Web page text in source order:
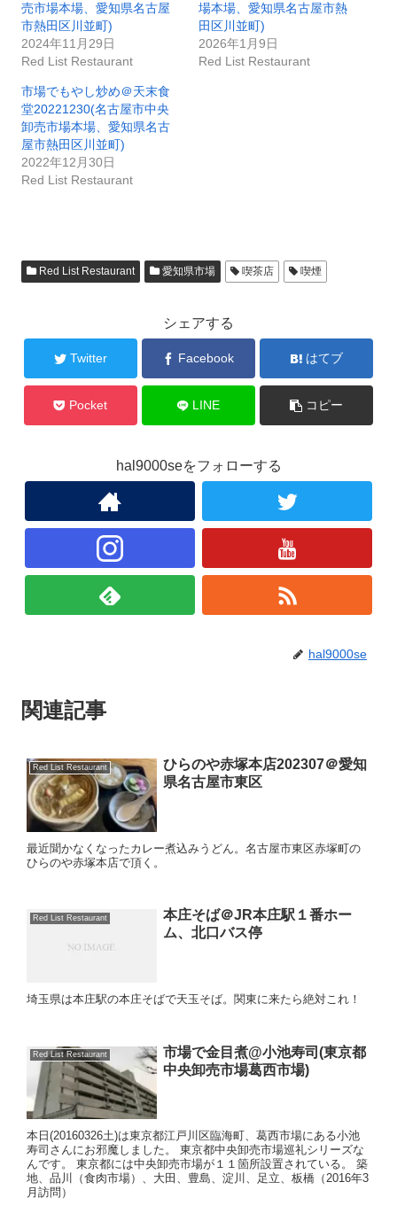
売市場本場、愛知県名古屋
市熱田区川並町)
2024年11月29日
Red List Restaurant
場本場、愛知県名古屋市熱
田区川並町)
2026年1月9日
Red List Restaurant
市場でもやし炒め＠天末食
堂20221230(名古屋市中央
卸売市場本場、愛知県名古
屋市熱田区川並町)
2022年12月30日
Red List Restaurant
Red List Restaurant 愛知県市場 喫茶店 喫煙
シェアする
Twitter Facebook はてブ
Pocket LINE コピー
hal9000seをフォローする
hal9000se
関連記事
Red List Restaurant
ひらのや赤塚本店202307＠愛知
県名古屋市東区
最近聞かなくなったカレー煮込みうどん。名古屋市東区赤塚町の
ひらのや赤塚本店で頂く。
Red List Restaurant
本庄そば＠JR本庄駅１番ホー
ム、北口バス停
埼玉県は本庄駅の本庄そばで天玉そば。関東に来たら絶対これ！
Red List Restaurant
市場で金目煮@小池寿司(東京都
中央卸売市場葛西市場)
本日(20160326土)は東京都江戸川区臨海町、葛西市場にある小池
寿司さんにお邪魔しました。 東京都中央卸売市場巡礼シリーズな
んです。 東京都には中央卸売市場が１１箇所設置されている。 築
地、品川（食肉市場）、大田、豊島、淀川、足立、板橋（2016年3
月訪問）